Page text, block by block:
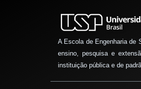
A Escola de Engenharia de
ensino, pesquisa e
instituição pública e de